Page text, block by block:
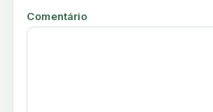
Comentário